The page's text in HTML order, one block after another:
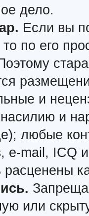
дело.
Если вы
то по его
и
и
любые
e-mail, ICQ
расценены
или